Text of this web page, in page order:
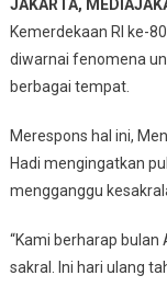
JAKARTA,
Kemerdekaan RI ke-
diwarnai fenomena
berbagai tempat.
Merespons hal ini,
Hadi mengingatkan
mengganggu
“Kami berharap
sakral. Ini hari ulang